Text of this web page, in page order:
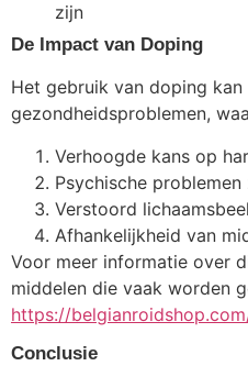
zijn
De Impact van Doping
Het gebruik van doping
gezondheidsproblemen,
Verhoogde kans op
Psychische
Verstoord
Afhankelijkheid van
Voor meer informatie over
middelen die vaak worden
https://
Conclusie